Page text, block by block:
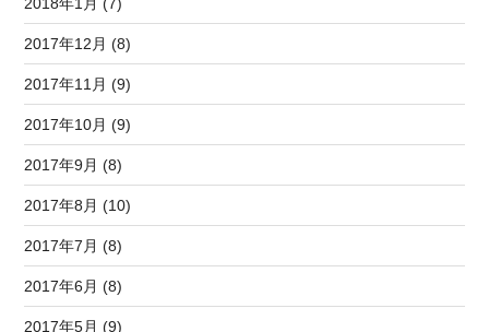
2018年1月 (7)
2017年12月 (8)
2017年11月 (9)
2017年10月 (9)
2017年9月 (8)
2017年8月 (10)
2017年7月 (8)
2017年6月 (8)
2017年5月 (9)